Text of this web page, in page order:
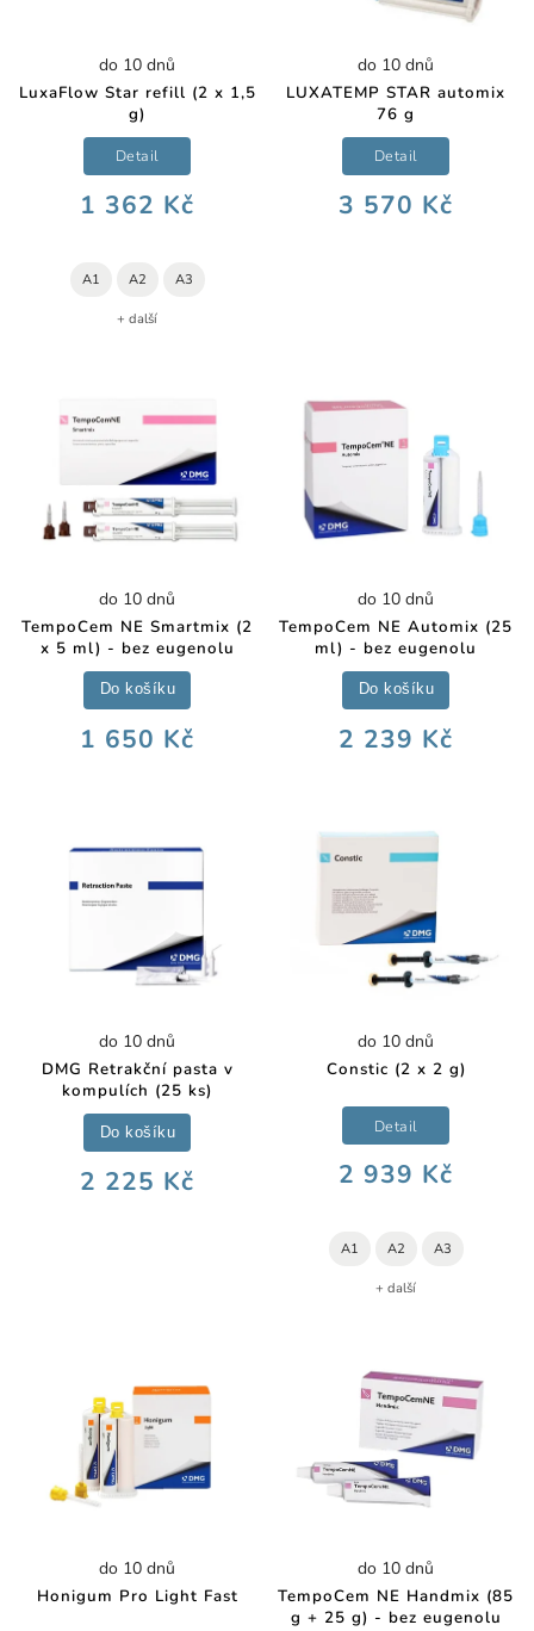
LuxaFlow Star refill (2 x 1,5
g)
do 10 dnů
1 362 Kč
Detail
A1 A2 A3
+ další
LUXATEMP STAR automix
76 g
do 10 dnů
3 570 Kč
Detail
TempoCem NE Smartmix (2
x 5 ml) - bez eugenolu
do 10 dnů
1 650 Kč
Do košíku
TempoCem NE Automix (25
ml) - bez eugenolu
do 10 dnů
2 239 Kč
Do košíku
DMG Retrakční pasta v
kompulích (25 ks)
do 10 dnů
2 225 Kč
Do košíku
Constic (2 x 2 g)
do 10 dnů
2 939 Kč
Detail
A1 A2 A3
+ další
Honigum Pro Light Fast
do 10 dnů
TempoCem NE Handmix (85
g + 25 g) - bez eugenolu
do 10 dnů